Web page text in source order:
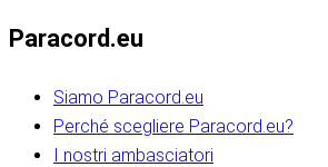
Paracord.eu
Siamo Paracord.eu
Perché scegliere Paracord.eu?
I nostri ambasciatori